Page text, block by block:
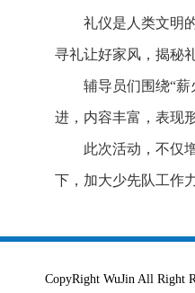
礼仪是人类文明
寻礼让好家风，揭秘
辅导员们围绕“
进，内容丰富，表现
此次活动，不仅
下，加大少先队工作
CopyRight WuJin All